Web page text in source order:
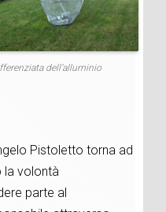
dell’alluminio
Pistoletto torna ad
la volontà
parte al